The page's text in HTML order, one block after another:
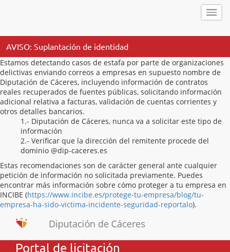
AVISO: Suplantación de identidad
Estamos detectando casos de estafa por parte de organizaciones
delictivas enviando correos a empresas en supuesto nombre de
Diputación de Cáceres, incluyendo información de contratos
reales recuperados de fuentes públicas, solicitando información
adicional relativa a facturas, validación de cuentas corrientes y
otros detalles bancarios.
1.- Diputación de Cáceres, nunca va a solicitar este tipo de
información
2.- Verificar que la dirección del remitente procede del
dominio @dip-caceres.es
Estas recomendaciones son de carácter general ante cualquier
petición de información no solicitada previamente. Puedes
encontrar más información sobre cómo proteger a tu empresa en
INCIBE (https://www.incibe.es/protege-tu-empresa/blog/tu-
empresa-ha-sido-victima-incidente-seguridad-reportalo).
Portal de licitación